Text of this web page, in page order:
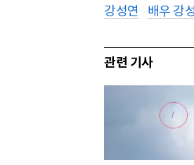
강성연 배우 강
관련 기사